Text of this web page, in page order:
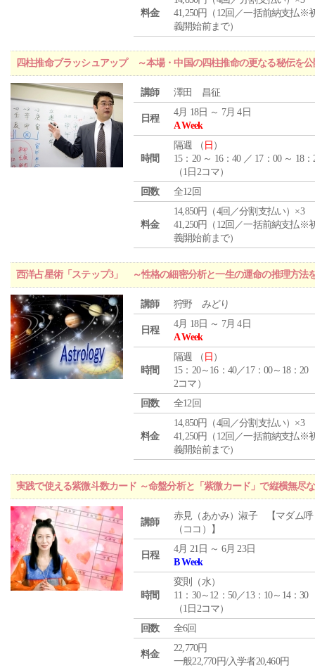
料金
41,250円（12回／一括前納支払※
義開始前まで）
四柱推命ブラッシュアップ ～本場・中国の四柱推命の更なる秘伝を
講師 澤田 昌征
日程
4月 18日 ～ 7月 4日
A Week
時間
隔週 （ 日 ）
15：20 ～ 16：40 ／ 17：00 ～ 18：
（1日2コマ）
回数
全12回
料金
14,850円（4回／分割支払い）×3
41,250円（12回／一括前納支払※
義開始前まで）
西洋占星術「ステップ3」 ～性格の細密分析と一生の運命の推理方法
講師 狩野 みどり
日程
4月 18日 ～ 7月 4日
A Week
時間
隔週 （ 日 ）
15：20～16：40／17：00～18：20
2コマ）
回数
全12回
料金
14,850円（4回／分割支払い）×3
41,250円（12回／一括前納支払※
義開始前まで）
実践で使える紫微斗数カード ～命盤分析と「紫微カード」で縦横無尽
講師
赤見（あかみ）淑子 【マダム呼
（ココ）】
日程
4月 21日 ～ 6月 23日
B Week
時間
変則（水）
11：30～12：50／13：10～14：30
（1日2コマ）
回数
全6回
料金
22,770円
一般22,770円/入学者20,460円